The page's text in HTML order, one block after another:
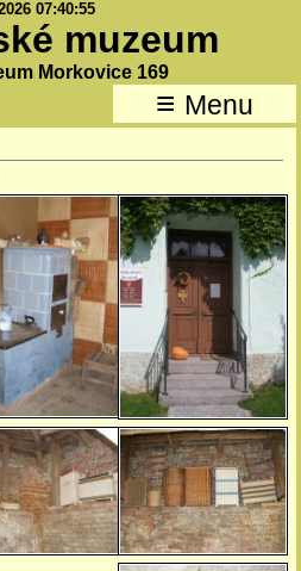
07:40:55
muzeum
Morkovice 169
≡ Menu